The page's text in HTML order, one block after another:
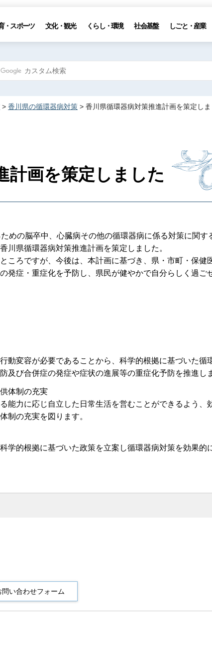
・スポーツ 文化・観光 くらし・環境 社会基盤 しごと・産業
> 香川県の循環器病対策 > 香川県循環器病対策推進計画を策定しま
計画を策定しました
めの脳卒中、心臓病その他の循環器病に係る対策に関す
川県循環器病対策推進計画を策定しました。
ころですが、今後は、本計画に基づき、県・市町・保健
発症・重症化を予防し、県民が健やかで自分らしく過ご
動変容が必要であることから、科学的根拠に基づいた循
び合併症の発症や症状の進展等の重症化予防を推進し
体制の充実
能力に応じ自立した日常生活を営むことができるよう、
制の充実を図ります。
学的根拠に基づいた政策を立案し循環器病対策を効果的